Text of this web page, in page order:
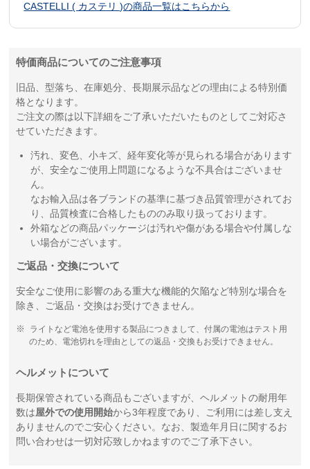
CASTELLI ( カステリ )の商品一覧はこちらから
特価商品についてのご注意事項
旧品、型落ち、在庫処分、長期展示品などの理由による特別価
格となります。
ご注文の際は以下詳細をご了承いただいたものとしてご対応さ
せていただきます。
汚れ、変色、小キズ、経年変化等が見られる場合があります
が、安全なご使用上問題になるような不具合はございませ
ん。
なお輸入品は各ブランドの基準に基づき品質管理がされてお
り、品質検査に合格したもののみ取り扱っております。
外箱などの商品パッケージは汚れや傷がある場合や付属しな
い場合がございます。
ご返品・交換について
安全なご使用に影響のある重大な機能的欠陥など特別な場合を
除き、ご返品・交換はお受けできません。
ライトなど電池を使用する製品につきまして、付属の電池はテスト用
のため、電池切れを理由としての返品・交換もお受けできません。
ヘルメットについて
長期保管されている商品もございますが、ヘルメットの耐用年
数は屋外での使用開始から3年程度であり、ご利用には差し支え
ありませんのでご安心ください。なお、製造年月日に関するお
問い合わせは一切対応致しかねますのでご了承下さい。